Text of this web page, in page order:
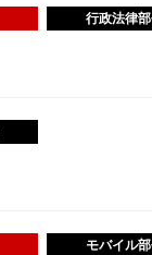
行政法律
モバイル